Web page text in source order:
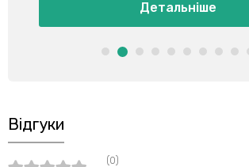
Детальніше
Відгуки
(0)